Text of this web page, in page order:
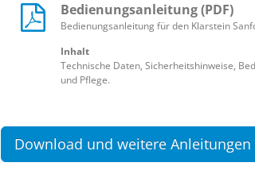
Bedienungsanleitung (PDF)
Bedienungsanleitung für den Klarstein
Inhalt
Technische Daten, Sicherheitshinweise,
und Pflege.
Download und weitere Anleitungen